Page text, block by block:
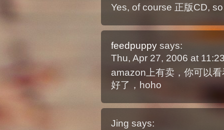
Yes, of course 正版CD,
feedpuppy says:
Thu, Apr 27, 2006 at
amazon上有卖，你可以
好了，hoho
Jing says: